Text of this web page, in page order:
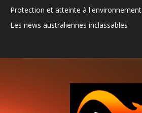
Protection et atteinte à l'environnement
Les news australiennes inclassables